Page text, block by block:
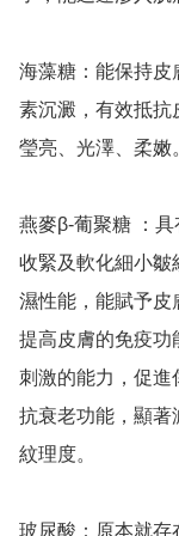
海藻糖：能保持皮
素沉澱，有效抵抗
瑩亮、光澤、柔嫩
燕麥β-葡聚糖 ：
收緊及軟化細小皺
濕性能，能賦予皮
提高皮膚的免疫功
刺激的能力，促進
抗衰老功能，顯著
紋理度。
玻尿酸：原本就存